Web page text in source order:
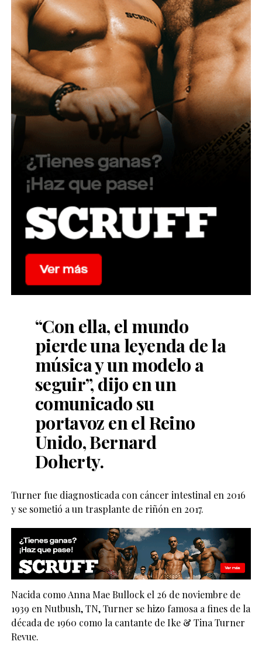
“Con ella, el mundo
pierde una leyenda de la
música y un modelo a
seguir”, dijo en un
comunicado su
portavoz en el Reino
Unido, Bernard
Doherty.
Turner fue diagnosticada con cáncer intestinal en 2016
y se sometió a un trasplante de riñón en 2017.
Nacida como Anna Mae Bullock el 26 de noviembre de
1939 en Nutbush, TN, Turner se hizo famosa a fines de la
década de 1960 como la cantante de Ike & Tina Turner
Revue.